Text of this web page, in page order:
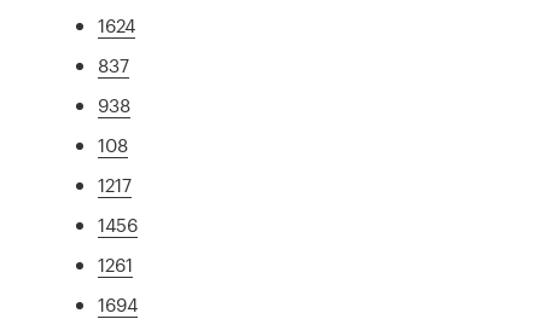
1624
837
938
108
1217
1456
1261
1694